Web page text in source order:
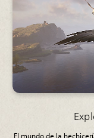
El mundo de la